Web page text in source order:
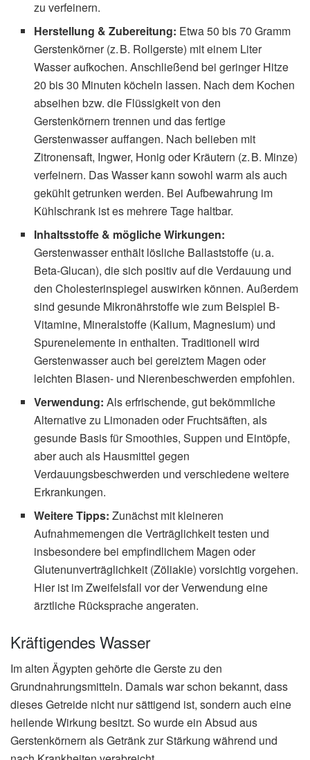
zu verfeinern.
Herstellung & Zubereitung: Etwa 50 bis 70 Gramm
Gerstenkörner (z. B. Rollgerste) mit einem Liter
Wasser aufkochen. Anschließend bei geringer Hitze
20 bis 30 Minuten köcheln lassen. Nach dem Kochen
abseihen bzw. die Flüssigkeit von den
Gerstenkörnern trennen und das fertige
Gerstenwasser auffangen. Nach belieben mit
Zitronensaft, Ingwer, Honig oder Kräutern (z. B. Minze)
verfeinern. Das Wasser kann sowohl warm als auch
gekühlt getrunken werden. Bei Aufbewahrung im
Kühlschrank ist es mehrere Tage haltbar.
Inhaltsstoffe & mögliche Wirkungen:
Gerstenwasser enthält lösliche Ballaststoffe (u. a.
Beta-Glucan), die sich positiv auf die Verdauung und
den Cholesterinspiegel auswirken können. Außerdem
sind gesunde Mikronährstoffe wie zum Beispiel B-
Vitamine, Mineralstoffe (Kalium, Magnesium) und
Spurenelemente in enthalten. Traditionell wird
Gerstenwasser auch bei gereiztem Magen oder
leichten Blasen- und Nierenbeschwerden empfohlen.
Verwendung: Als erfrischende, gut bekömmliche
Alternative zu Limonaden oder Fruchtsäften, als
gesunde Basis für Smoothies, Suppen und Eintöpfe,
aber auch als Hausmittel gegen
Verdauungsbeschwerden und verschiedene weitere
Erkrankungen.
Weitere Tipps: Zunächst mit kleineren
Aufnahmemengen die Verträglichkeit testen und
insbesondere bei empfindlichem Magen oder
Glutenunverträglichkeit (Zöliakie) vorsichtig vorgehen.
Hier ist im Zweifelsfall vor der Verwendung eine
ärztliche Rücksprache angeraten.
Kräftigendes Wasser
Im alten Ägypten gehörte die Gerste zu den
Grundnahrungsmitteln. Damals war schon bekannt, dass
dieses Getreide nicht nur sättigend ist, sondern auch eine
heilende Wirkung besitzt. So wurde ein Absud aus
Gerstenkörnern als Getränk zur Stärkung während und